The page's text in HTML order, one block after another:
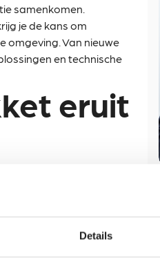
Details
samenkomen.
je de kans om
omgeving. Van nieuwe
en technische
eruit
tot oplevering.
technische installaties
material handling